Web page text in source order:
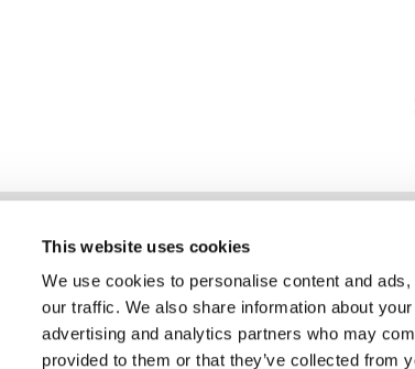
This website uses cookies
We use cookies to personalise content and
our traffic. We also share information about
advertising and analytics partners who may
provided to them or that they’ve collected from